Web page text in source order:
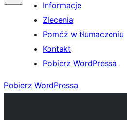
Informacje
Zlecenia
Pomóż w tłumaczeniu
Kontakt
Pobierz WordPressa
Pobierz WordPressa